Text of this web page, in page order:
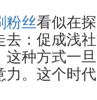
粉丝看似在
去：促成浅
这种方式一
力。这个时